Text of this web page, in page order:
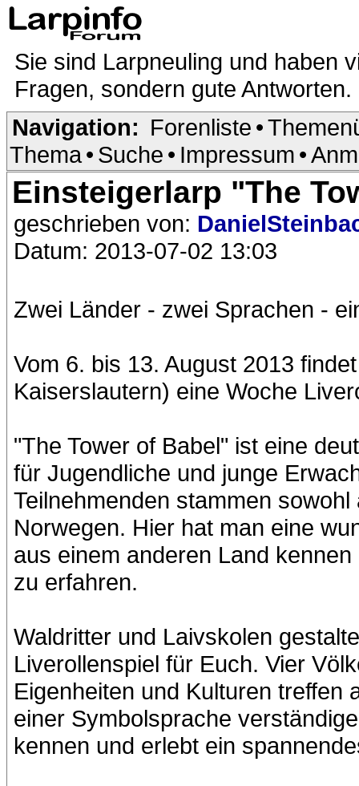
Sie sind Larpneuling und haben
Fragen, sondern gute Antworten.
Navigation: Forenliste •
Thema• Suche • Impressum •
Einsteigerlarp "The
geschrieben von:
Datum: 2013-07-02 13:03
Zwei Länder - zwei Sprachen -
Vom 6. bis 13. August 2013
Kaiserslautern) eine Woche
"The Tower of Babel" ist eine
für Jugendliche und junge
Teilnehmenden stammen
Norwegen. Hier hat man eine
aus einem anderen Land
zu erfahren.
Waldritter und Laivskolen
Liverollenspiel für Euch. Vier
Eigenheiten und Kulturen treffen
einer Symbolsprache
kennen und erlebt ein